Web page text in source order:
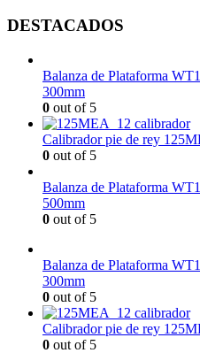
DESTACADOS
Balanza de Plataforma
300mm
0 out of 5
Calibrador pie de rey
0 out of 5
Balanza de Plataforma
500mm
0 out of 5
Balanza de Plataforma
300mm
0 out of 5
Calibrador pie de rey
0 out of 5